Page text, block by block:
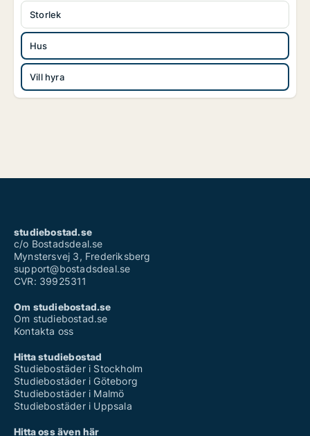
Hus
Vill hyra
Storlek
studiebostad.se
c/o Bostadsdeal.se
Mynstersvej 3, Frederiksberg
support@bostadsdeal.se
CVR: 39925311
Om studiebostad.se
Om studiebostad.se
Kontakta oss
Hitta studiebostad
Studiebostäder i Stockholm
Studiebostäder i Göteborg
Studiebostäder i Malmö
Studiebostäder i Uppsala
Hitta oss även här